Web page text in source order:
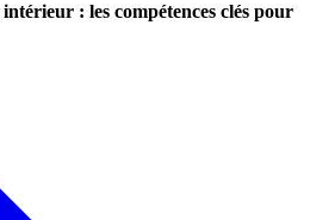
: les compétences clés pour